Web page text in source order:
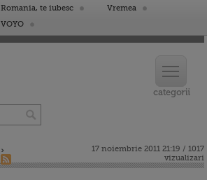
Romania, te iubesc
Vremea
VOYO
17 noiembrie 2011 21:19 / 1017
vizualizari